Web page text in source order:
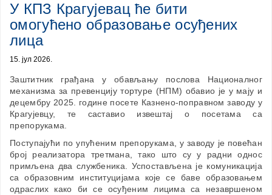
У КПЗ Крагујевац ће бити
омогућено образовање осуђених
лица
15. јул 2026.
Заштитник грађана у обављању послова Националног
механизма за превенцију тортуре (НПМ) обавио је у мају и
децембру 2025. године посете Казнено-поправном заводу у
Крагујевцу, те саставио извештај о посетама са
препорукама.
Поступајући по упућеним препорукама, у заводу је повећан
број реализатора третмана, тако што су у радни однос
примљена два службеника. Успостављена је комуникација
са образовним институцијама које се баве образовањем
одраслих како би се осуђеним лицима са незавршеном